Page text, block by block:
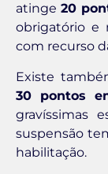
atinge20
obrigatório e
com recurso
Existe
30 pontos
gravíssimas
suspensão
habilitação.